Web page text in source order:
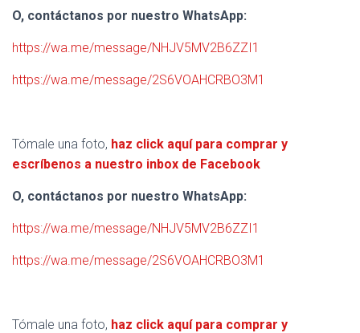
O, contáctanos por nuestro WhatsApp:
https://wa.me/message/NHJV5MV2B6ZZI1
https://wa.me/message/2S6VOAHCRBO3M1
Tómale una foto, haz click aquí para comprar y
escríbenos a nuestro inbox de Facebook
O, contáctanos por nuestro WhatsApp:
https://wa.me/message/NHJV5MV2B6ZZI1
https://wa.me/message/2S6VOAHCRBO3M1
Tómale una foto, haz click aquí para comprar y